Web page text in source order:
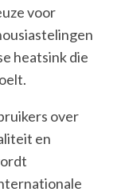
voor
heatsink die
over
en